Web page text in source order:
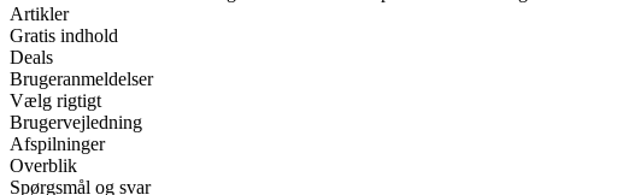
Artikler
Gratis indhold
Deals
Brugeranmeldelser
Vælg rigtigt
Brugervejledning
Afspilninger
Overblik
Spørgsmål og svar